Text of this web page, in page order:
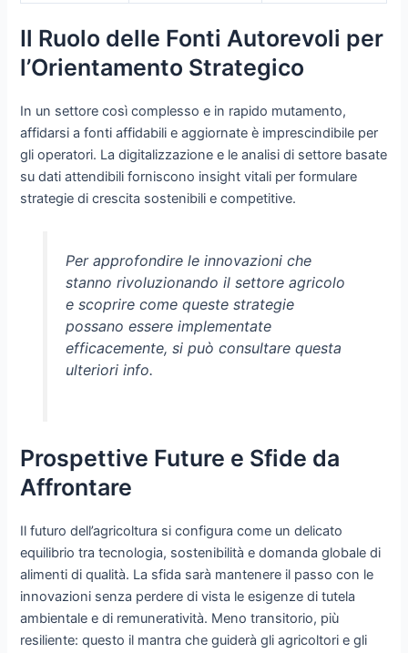
Il Ruolo delle Fonti Autorevoli per
l’Orientamento Strategico
In un settore così complesso e in rapido mutamento,
affidarsi a fonti affidabili e aggiornate è imprescindibile per
gli operatori. La digitalizzazione e le analisi di settore basate
su dati attendibili forniscono insight vitali per formulare
strategie di crescita sostenibili e competitive.
Per approfondire le innovazioni che
stanno rivoluzionando il settore agricolo
e scoprire come queste strategie
possano essere implementate
efficacemente, si può consultare questa
ulteriori info.
Prospettive Future e Sfide da
Affrontare
Il futuro dell’agricoltura si configura come un delicato
equilibrio tra tecnologia, sostenibilità e domanda globale di
alimenti di qualità. La sfida sarà mantenere il passo con le
innovazioni senza perdere di vista le esigenze di tutela
ambientale e di remuneratività. Meno transitorio, più
resiliente: questo il mantra che guiderà gli agricoltori e gli